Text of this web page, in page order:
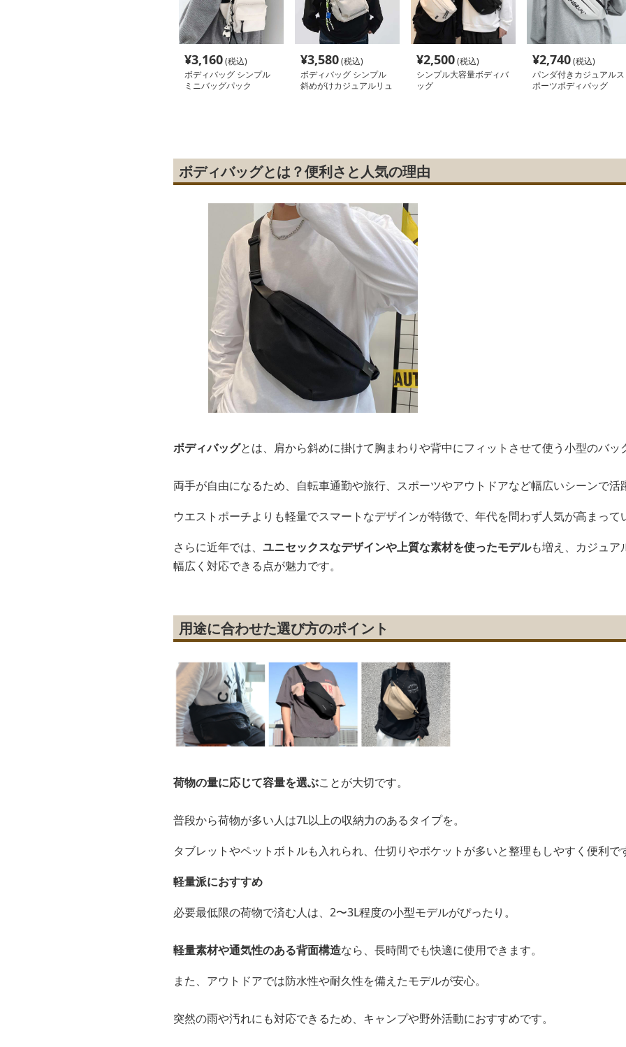
¥3,160(税込)
ボディバッグ シンプル
ミニバッグパック
¥3,580(税込)
ボディバッグ シンプル
斜めがけカジュアルリュ
¥2,500(税込)
シンプル大容量ボディバ
ッグ
¥2,740(税込)
パンダ付きカジュアルス
ポーツボディバッグ
ボディバッグとは？便利さと人気の理由
ボディバッグとは、肩から斜めに掛けて胸まわりや背中にフィットさせて使う小型のバッ
両手が自由になるため、自転車通勤や旅行、スポーツやアウトドアなど幅広いシーンで活
ウエストポーチよりも軽量でスマートなデザインが特徴で、年代を問わず人気が高まって
さらに近年では、 ユニセックスなデザインや上質な素材を使ったモデルも増え、カジュア
幅広く対応できる点が魅力です。
用途に合わせた選び方のポイント
荷物の量に応じて容量を選ぶことが大切です。
普段から荷物が多い人は7L以上の収納力のあるタイプを。
タブレットやペットボトルも入れられ、仕切りやポケットが多いと整理もしやすく便利で
軽量派におすすめ
必要最低限の荷物で済む人は、2〜3L程度の小型モデルがぴったり。
軽量素材や通気性のある背面構造なら、長時間でも快適に使用できます。
また、アウトドアでは防水性や耐久性を備えたモデルが安心。
突然の雨や汚れにも対応できるため、キャンプや野外活動におすすめです。